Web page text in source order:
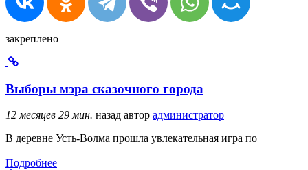
закреплено
Выборы мэра сказочного города
12 месяцев 29 мин. назад автор администратор
В деревне Усть-Волма прошла увлекательная игра по
Подробнее